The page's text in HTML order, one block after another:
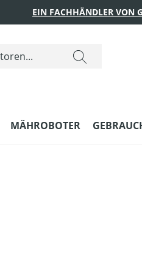
EIN FACHHÄNDLER VON
MÄHROBOTER